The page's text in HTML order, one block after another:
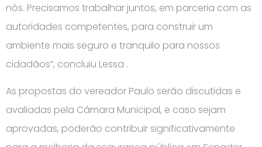
nós. Precisamos trabalhar juntos, em parceria com as
autoridades competentes, para construir um
ambiente mais seguro e tranquilo para nossos
cidadãos”, concluiu Lessa .
As propostas do vereador Paulo serão discutidas e
avaliadas pela Câmara Municipal, e caso sejam
aprovadas, poderão contribuir significativamente